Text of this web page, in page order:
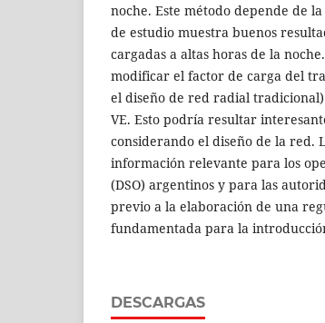
noche. Este método depende de
de estudio muestra buenos
cargadas a altas horas de la
modificar el factor de carga del
el diseño de red radial
VE. Esto podría resultar
considerando el diseño de la red.
información relevante para los
(DSO) argentinos y para las
previo a la elaboración de una
fundamentada para la
DESCARGAS